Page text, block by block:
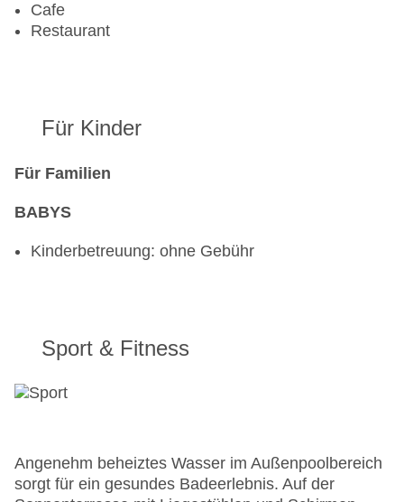
Cafe
Restaurant
Für Kinder
Für Familien
BABYS
Kinderbetreuung: ohne Gebühr
Sport & Fitness
Angenehm beheiztes Wasser im Außenpoolbereich
sorgt für ein gesundes Badeerlebnis. Auf der